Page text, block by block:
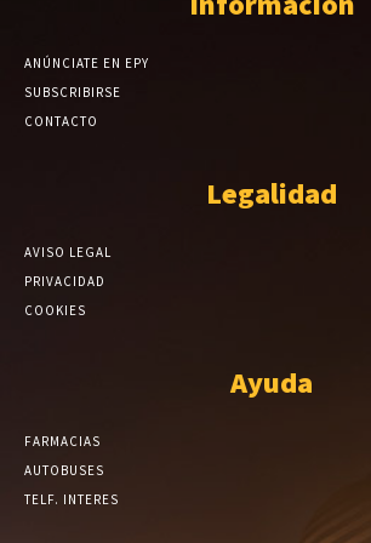
ANÚNCIATE EN EPY
SUBSCRIBIRSE
CONTACTO
Legalidad
AVISO LEGAL
PRIVACIDAD
COOKIES
Ayuda
FARMACIAS
AUTOBUSES
TELF. INTERES